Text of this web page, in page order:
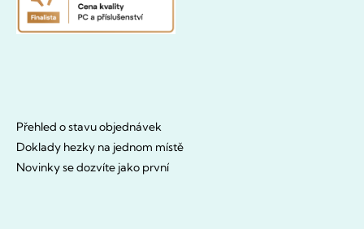
Přehled o stavu objednávek
Doklady hezky na jednom místě
Novinky se dozvíte jako první